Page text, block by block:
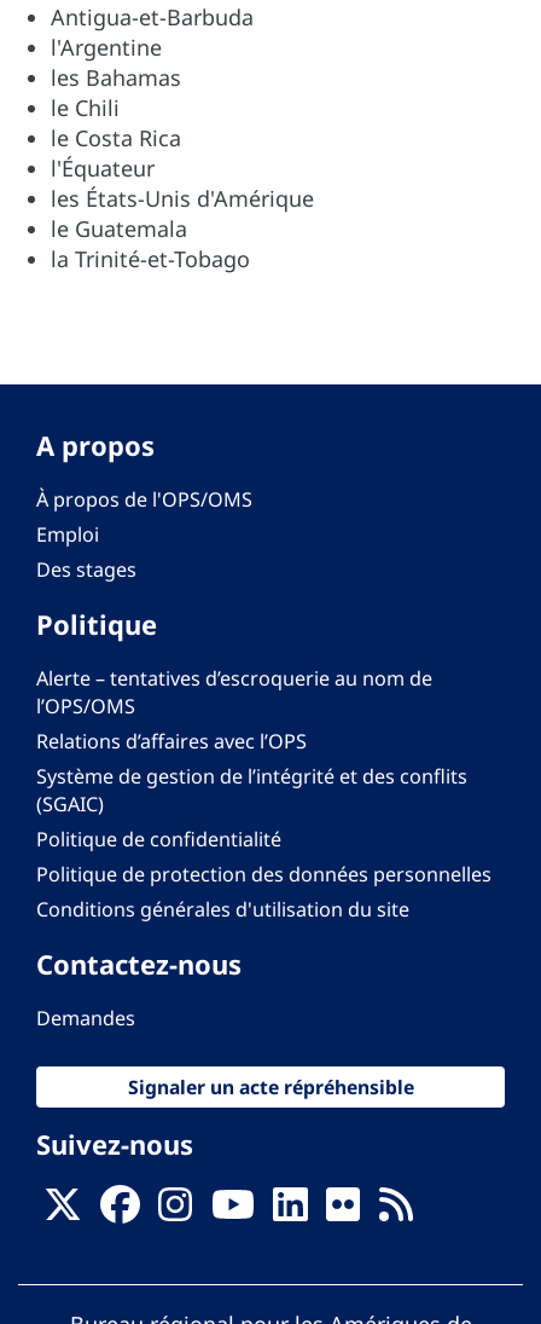
Antigua-et-Barbuda
l'Argentine
les Bahamas
le Chili
le Costa Rica
l'Équateur
les États-Unis d'Amérique
le Guatemala
la Trinité-et-Tobago
A propos
À propos de l'OPS/OMS
Emploi
Des stages
Politique
Alerte – tentatives d’escroquerie au nom de
l’OPS/OMS
Relations d’affaires avec l’OPS
Système de gestion de l’intégrité et des conflits
(SGAIC)
Politique de confidentialité
Politique de protection des données personnelles
Conditions générales d'utilisation du site
Contactez-nous
Demandes
Signaler un acte répréhensible
Suivez-nous